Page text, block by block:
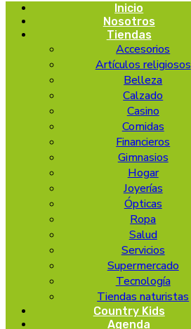
Inicio
Nosotros
Tiendas
Accesorios
Artículos religiosos
Belleza
Calzado
Casino
Comidas
Financieros
Gimnasios
Hogar
Joyerías
Ópticas
Ropa
Salud
Servicios
Supermercado
Tecnología
Tiendas naturistas
Country Kids
Agenda